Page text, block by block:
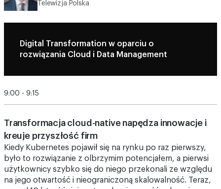
Kiedy Kubernetes pojawił się na rynku po raz pierwszy,
było to rozwiązanie z olbrzymim potencjałem, a pierwsi
użytkownicy szybko się do niego przekonali ze względu
na jego otwartość i nieograniczoną skalowalność. Teraz,
ponad 10 lat później – a to cała wieczność w branży
oprogramowania – rozwiązania cloud-native osiągnęły